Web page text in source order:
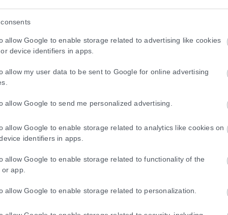
allow Google to enable storage related to advertising like cookies
device identifiers in apps.
allow my user data to be sent to Google for online advertising
allow Google to send me personalized advertising.
allow Google to enable storage related to analytics like cookies on
identifiers in apps.
allow Google to enable storage related to functionality of the
app.
allow Google to enable storage related to personalization.
στον Όλυμπο. Σύμφωνα με την πυροσβεστική, η
στον Όλυμπο!
στον Όλυμπο γυναίκα, για την οποία είχε στηθεί το μεσημέρι
στον Όλυμπο
στον Όλυμπο για τη διάσωση τραυματισμένης γυναίκας, κοντά
στον Όλυμπο